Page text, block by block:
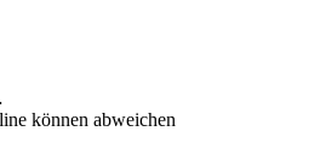
können abweichen